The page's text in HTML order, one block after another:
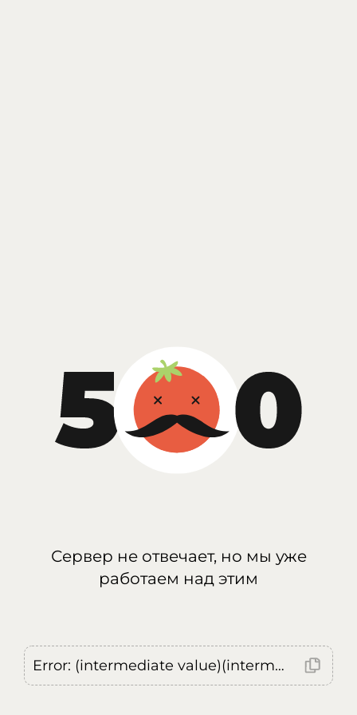
Сервер не отвечает, но мы уже
работаем над этим
Error: (intermediate value)(intermediate value)(intermediate value).replaceAll is not a function